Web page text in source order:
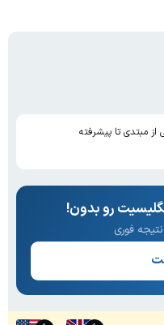
از مبتدی تا پیشرفته
رو بدون!